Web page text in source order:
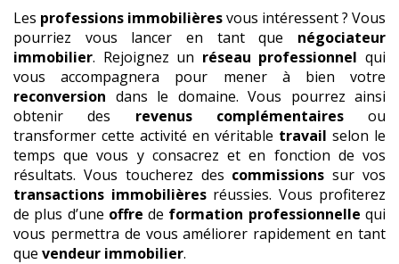
Les professions immobilièresvous intéressent ? Vous
pourriez vous lancer en tant que négociateur
immobilier. Rejoignez un réseau professionnel qui
vous accompagnera pour mener à bien votre
reconversion dans le domaine. Vous pourrez ainsi
obtenir des revenus complémentairesou
transformer cette activité en véritable travail selon le
temps que vous y consacrez et en fonction de vos
résultats. Vous toucherez des commissions sur vos
transactions immobilièresréussies. Vous profiterez
de plus d’une offre de formation professionnelle qui
vous permettra de vous améliorer rapidement en tant
que vendeur immobilier.